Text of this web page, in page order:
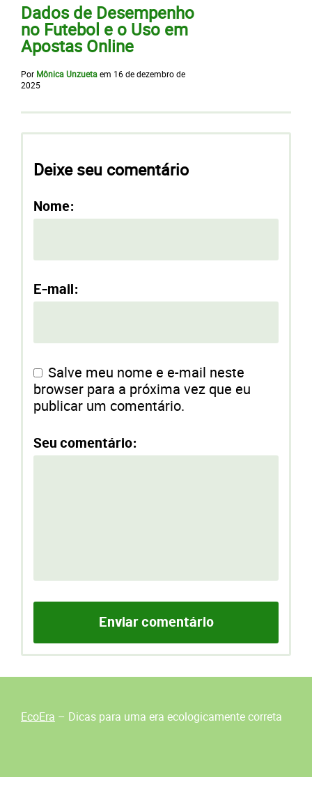
Dados de Desempenho
no Futebol e o Uso em
Apostas Online
Por Mônica Unzuetaem 16 de dezembro de
2025
Deixe seu comentário
Nome:
E-mail:
Salve meu nome e e-mail neste
browser para a próxima vez que eu
publicar um comentário.
Seu comentário:
EcoEra – Dicas para uma era ecologicamente correta